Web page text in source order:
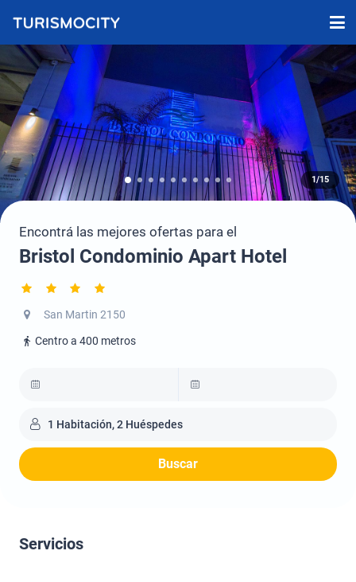
1/15
Encontrá las mejores ofertas para el
Bristol Condominio Apart Hotel
San Martin 2150
Centro a 400 metros
1 Habitación, 2 Huéspedes
Buscar
Servicios